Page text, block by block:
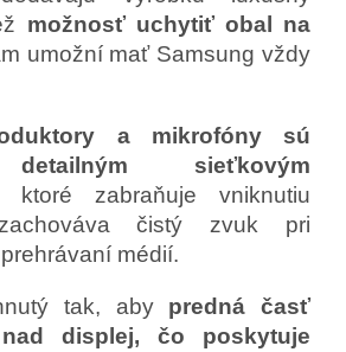
možnosť uchytiť obal na
umožní mať Samsung vždy
a mikrofóny sú
sieťkovým
ktoré zabraňuje vniknutiu
čistý zvuk pri
médií.
tak, aby predná časť
displej, čo poskytuje